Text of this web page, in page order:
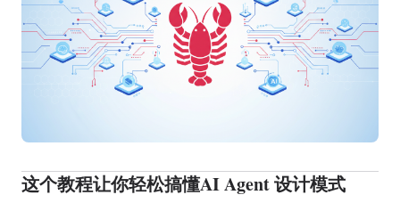
这个教程让你轻松搞懂AI Agent 设计模式